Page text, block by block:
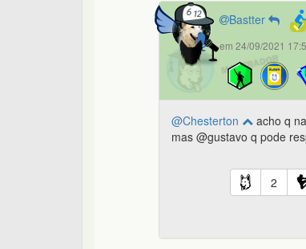
Bastter
em 24/09/2021
@Chesterton
acho q
mas @gustavo q pode
2